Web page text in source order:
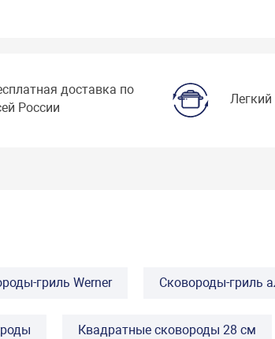
доставка по
России
Легкий
гриль Werner Cковороды-гриль
Квадратные сковороды 28 см